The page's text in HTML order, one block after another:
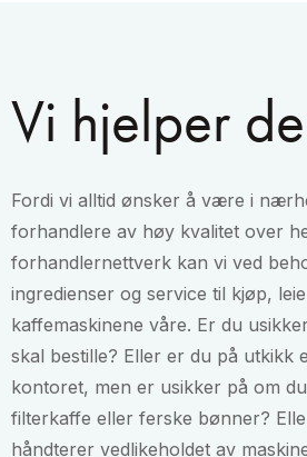
Vi hjelper
Fordi vi alltid ønsker å være i
forhandlere av høy kvalitet over
forhandlernettverk kan vi ved
ingredienser og service til kjøp,
kaffemaskinene våre. Er du
skal bestille? Eller er du på utkikk
kontoret, men er usikker på om
filterkaffe eller ferske bønner?
håndterer vedlikeholdet av